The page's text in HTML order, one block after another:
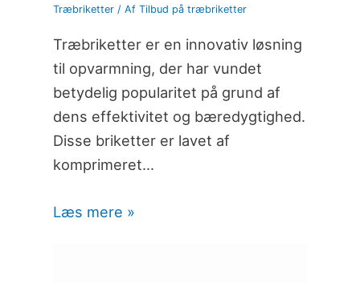
Træbriketter/ Af Tilbud på træbriketter
Træbriketter er en innovativ løsning
til opvarmning, der har vundet
betydelig popularitet på grund af
dens effektivitet og bæredygtighed.
Disse briketter er lavet af
komprimeret…
Læs mere »